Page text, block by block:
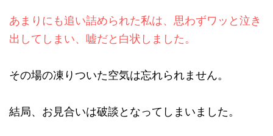
あまりにも追い詰められた私は、思わずワッと泣き
出してしまい、嘘だと白状しました。
その場の凍りついた空気は忘れられません。
結局、お見合いは破談となってしまいました。